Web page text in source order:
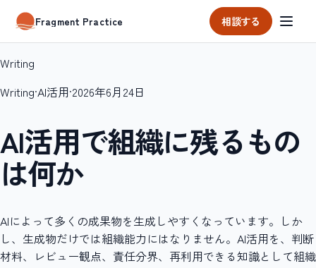
Fragment Practice 相談する
Writing
Writing·AI活用·2026年6月24日
AI活用で組織に残るもの
は何か
AIによって多くの成果物を生成しやすくなっています。しか
し、生成物だけでは組織能力にはなりません。AI活用を、判断
材料、レビュー観点、責任分界、再利用できる知識として組織